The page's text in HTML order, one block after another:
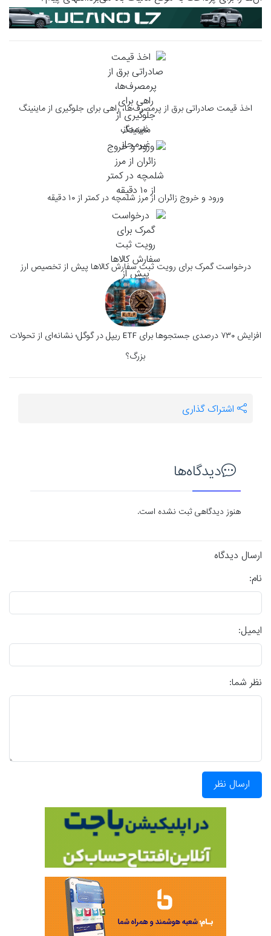
اخذ قیمت صادراتی برق از پرمصرف‌ها، راهی برای جلوگیری از ماینینگ
غیرمجاز
ورود و خروج زائران از مرز شلمچه در کمتر از ۱۰ دقیقه
درخواست گمرک برای رویت ثبت سفارش کالاها پیش از تخصیص ارز
افزایش ۷۳۰ درصدی جستجوها برای ETF ریپل در گوگل؛ نشانه‌ای از تحولات
بزرگ؟
اشتراک گذاری
دیدگاه‌ها
هنوز دیدگاهی ثبت نشده است.
ارسال دیدگاه
نام:
ایمیل:
نظر شما:
ارسال نظر